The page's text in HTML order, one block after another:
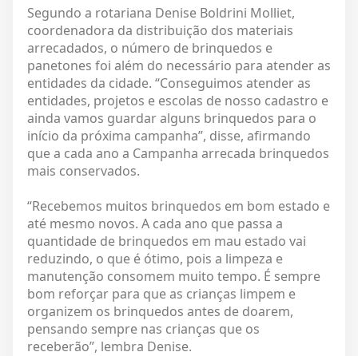
Segundo a rotariana Denise Boldrini Molliet,
coordenadora da distribuição dos materiais
arrecadados, o número de brinquedos e
panetones foi além do necessário para atender as
entidades da cidade. “Conseguimos atender as
entidades, projetos e escolas de nosso cadastro e
ainda vamos guardar alguns brinquedos para o
início da próxima campanha”, disse, afirmando
que a cada ano a Campanha arrecada brinquedos
mais conservados.
“Recebemos muitos brinquedos em bom estado e
até mesmo novos. A cada ano que passa a
quantidade de brinquedos em mau estado vai
reduzindo, o que é ótimo, pois a limpeza e
manutenção consomem muito tempo. É sempre
bom reforçar para que as crianças limpem e
organizem os brinquedos antes de doarem,
pensando sempre nas crianças que os
receberão”, lembra Denise.